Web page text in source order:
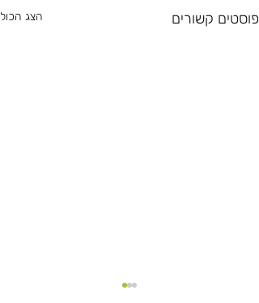
פוסטים קשורים הצג הכול